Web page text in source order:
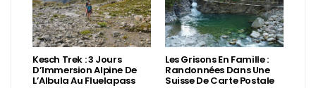
Kesch Trek : 3 Jours
D’Immersion Alpine De
L’Albula Au Fluelapass
Les Grisons En Famille :
Randonnées Dans Une
Suisse De Carte Postale